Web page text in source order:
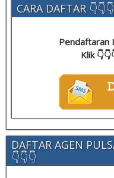
CARA DAFTAR
Pendaftaran
Klik
DAFTAR AGEN
👇👇👇